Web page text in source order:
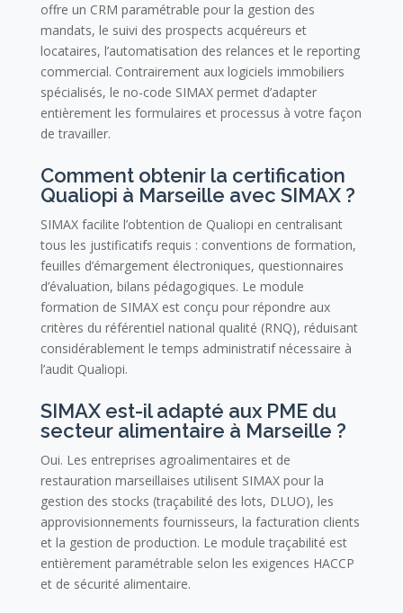
offre un CRM paramétrable pour la gestion des
mandats, le suivi des prospects acquéreurs et
locataires, l’automatisation des relances et le reporting
commercial. Contrairement aux logiciels immobiliers
spécialisés, le no-code SIMAX permet d’adapter
entièrement les formulaires et processus à votre façon
de travailler.
Comment obtenir la certification
Qualiopi à Marseille avec SIMAX ?
SIMAX facilite l’obtention de Qualiopi en centralisant
tous les justificatifs requis : conventions de formation,
feuilles d’émargement électroniques, questionnaires
d’évaluation, bilans pédagogiques. Le module
formation de SIMAX est conçu pour répondre aux
critères du référentiel national qualité (RNQ), réduisant
considérablement le temps administratif nécessaire à
l’audit Qualiopi.
SIMAX est-il adapté aux PME du
secteur alimentaire à Marseille ?
Oui. Les entreprises agroalimentaires et de
restauration marseillaises utilisent SIMAX pour la
gestion des stocks (traçabilité des lots, DLUO), les
approvisionnements fournisseurs, la facturation clients
et la gestion de production. Le module traçabilité est
entièrement paramétrable selon les exigences HACCP
et de sécurité alimentaire.